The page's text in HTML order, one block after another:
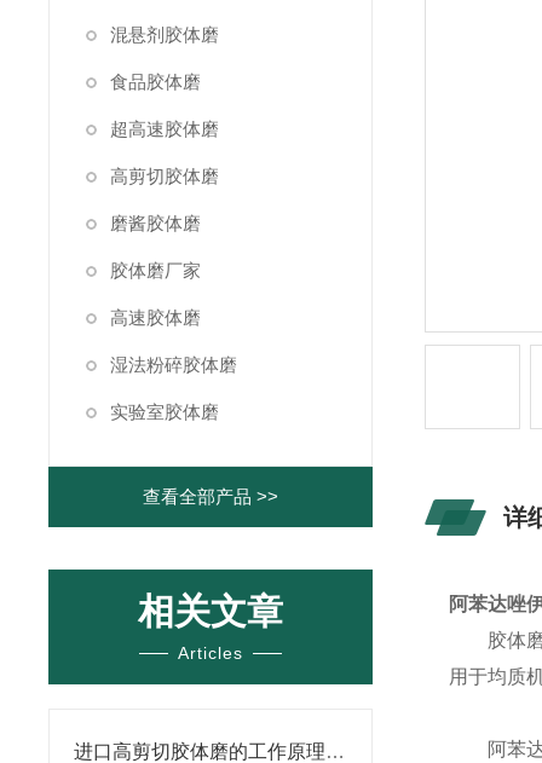
混悬剂胶体磨
食品胶体磨
超高速胶体磨
高剪切胶体磨
磨酱胶体磨
胶体磨厂家
高速胶体磨
湿法粉碎胶体磨
实验室胶体磨
查看全部产品 >>
相关文章
Articles
进口高剪切胶体磨的工作原理是什么？我们一起来了解下吧
详
阿苯达唑
胶体
用于均质
阿苯